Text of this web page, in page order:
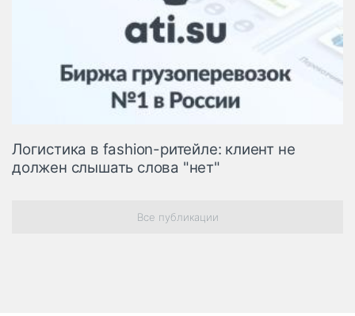
Логистика в fashion-ритейле: клиент не
должен слышать слова "нет"
Все публикации